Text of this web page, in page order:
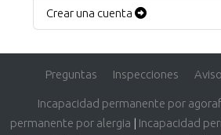
Crear una cuenta
Preguntas Inspecciones
Incapacidad permanente por
permanente por alergia | Incapacidad